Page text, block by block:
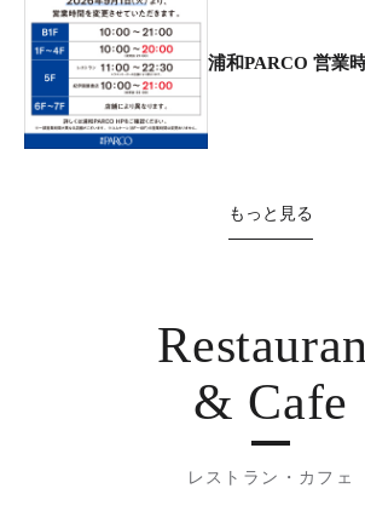
浦和PARCO 営業
もっと見る
& Cafe
レストラン・カフェ